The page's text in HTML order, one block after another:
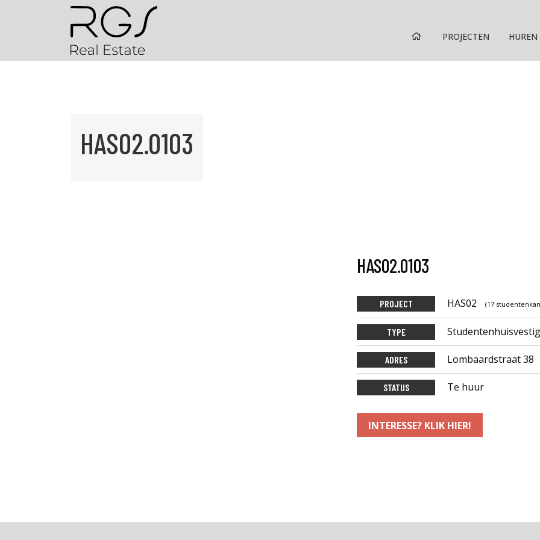
HOME PROJECTEN HUREN
HAS02.0103
HAS02.0103
PROJECT HAS02 (17
TYPE
ADRES Lombaardstraat 38
STATUS Te huur
INTERESSE? KLIK HIER!